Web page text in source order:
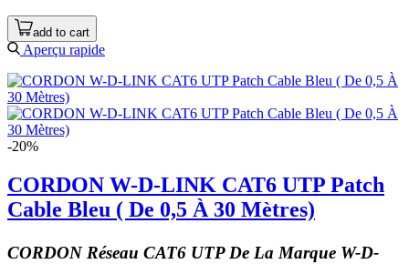
add to cart
Aperçu rapide
-20%
CORDON W-D-LINK CAT6 UTP Patch
Cable Bleu ( De 0,5 À 30 Mètres)
CORDON Réseau CAT6 UTP De La Marque W-D-